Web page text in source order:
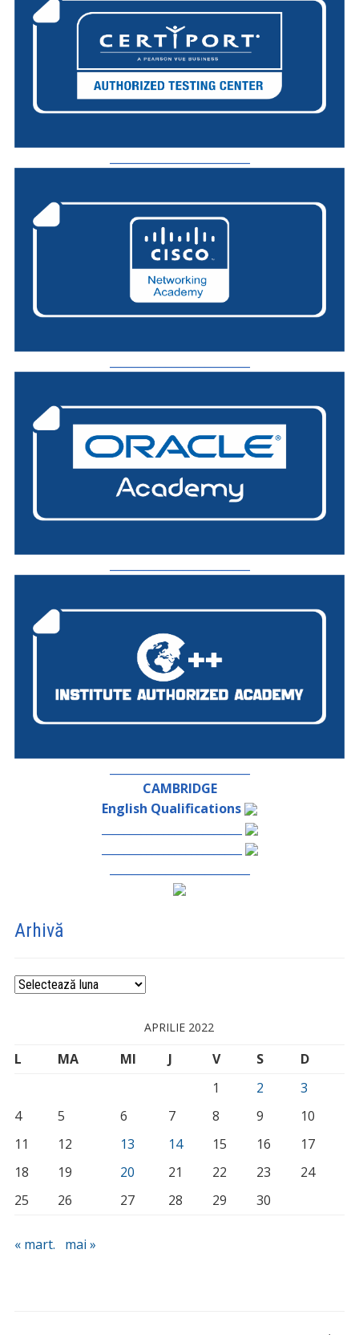
CAMBRIDGE
English Qualifications
Arhivă
Arhivă
APRILIE 2022
L MA MI J V S
D
1
2
3
4
5 6 7 8 9
10
11
12 13 14 15 16
17
18
19 20 21 22 23
24
25
26 27 28 29 30
« mart. mai »